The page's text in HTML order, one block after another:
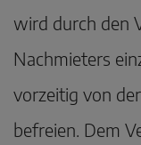
wird durch den
Nachmieters
vorzeitig von
befreien. Dem